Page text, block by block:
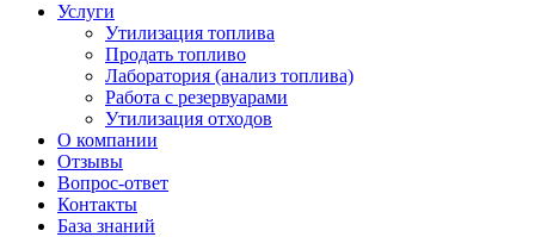
Услуги
Утилизация топлива
Продать топливо
Лаборатория (анализ топлива)
Работа с резервуарами
Утилизация отходов
О компании
Отзывы
Вопрос-ответ
Контакты
База знаний